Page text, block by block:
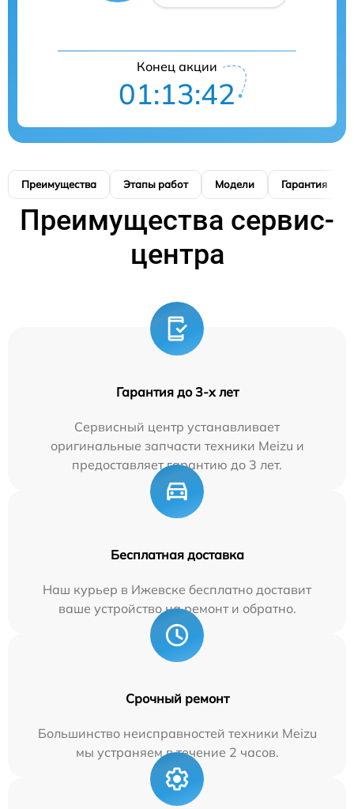
Конец акции
01:13:42
Преимущества Этапы работ Модели Гарантия
Преимущества сервис-
центра
Гарантия до 3-х лет
Сервисный центр устанавливает
оригинальные запчасти техники Meizu и
предоставляет гарантию до 3 лет.
Бесплатная доставка
Наш курьер в Ижевске бесплатно доставит
ваше устройство на ремонт и обратно.
Срочный ремонт
Большинство неисправностей техники Meizu
мы устраняем в течение 2 часов.